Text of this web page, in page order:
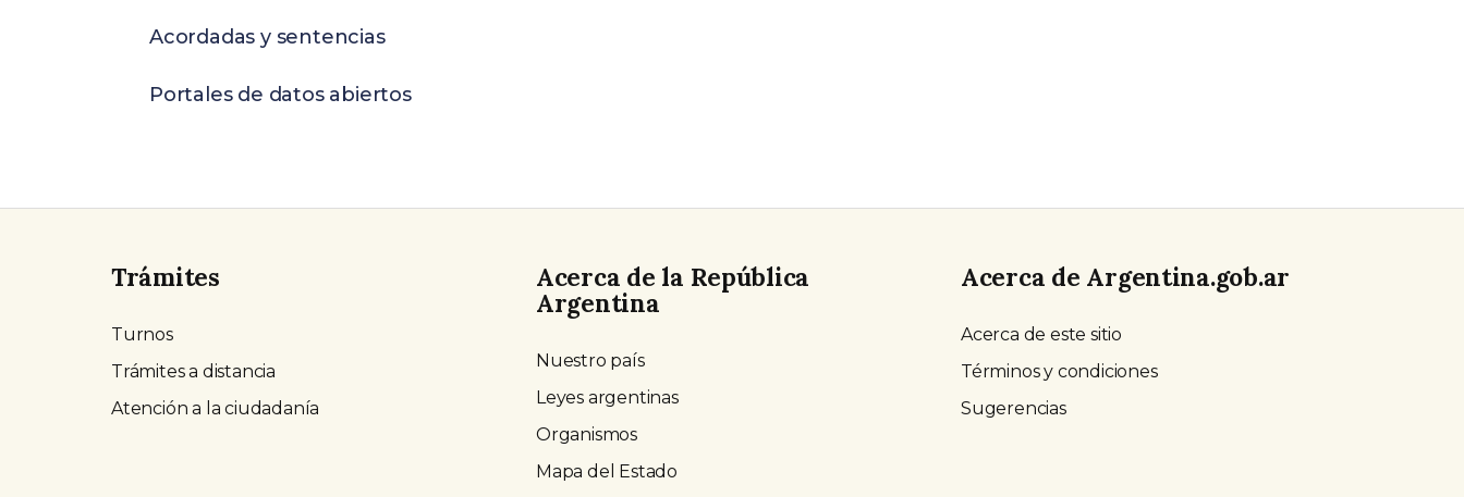
Acordadas y sentencias
Portales de datos abiertos
Trámites
Turnos
Trámites a distancia
Atención a la ciudadanía
Acerca de la República
Argentina
Nuestro país
Leyes argentinas
Organismos
Mapa del Estado
Acerca de Argentina.gob.ar
Acerca de este sitio
Términos y condiciones
Sugerencias